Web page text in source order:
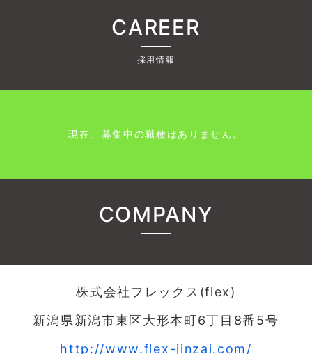
CAREER
採用情報
現在、募集中の職種はありません。
COMPANY
株式会社フレックス(flex)
新潟県新潟市東区大形本町6丁目8番5号
http://www.flex-jinzai.com/